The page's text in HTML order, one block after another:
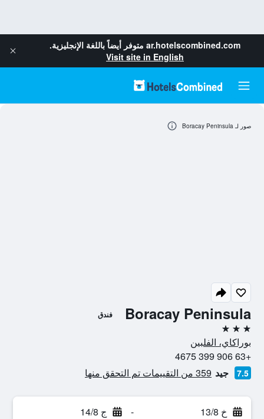
ar.hotelscombined.com متوفر أيضاً باللغة الإنجليزية.
Visit site in English
Boracay Peninsula فندق
3 نجوم
بوراكاي، الفلبين
+63 906 399 4675
7.5 جيد 359 من التقييمات تم التحقق منها
خ 13/8 - ج 14/8
صور لـ Boracay Peninsula